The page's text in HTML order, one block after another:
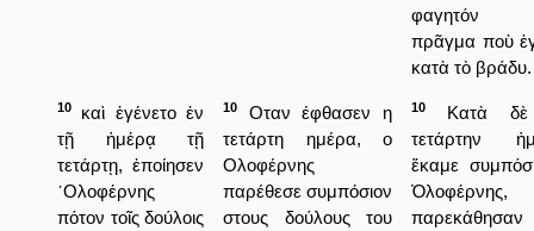
φαγητόν
πρᾶγμα ποὺ
κατὰ τὸ βράδυ.
10
καὶ ἐγένετο ἐν
τῇ ἡμέρᾳ τῇ
τετάρτῃ, ἐποίησεν
᾿Ολοφέρνης
πότον τοῖς δούλοις
10
Οταν έφθασεν η
τετάρτη ημέρα, ο
Ολοφέρνης
παρέθεσε συμπόσιον
στους δούλους του
10
Κατὰ δὲ
τετάρτην
ἔκαμε
Ὀλοφέρνης,
παρεκάθησαν